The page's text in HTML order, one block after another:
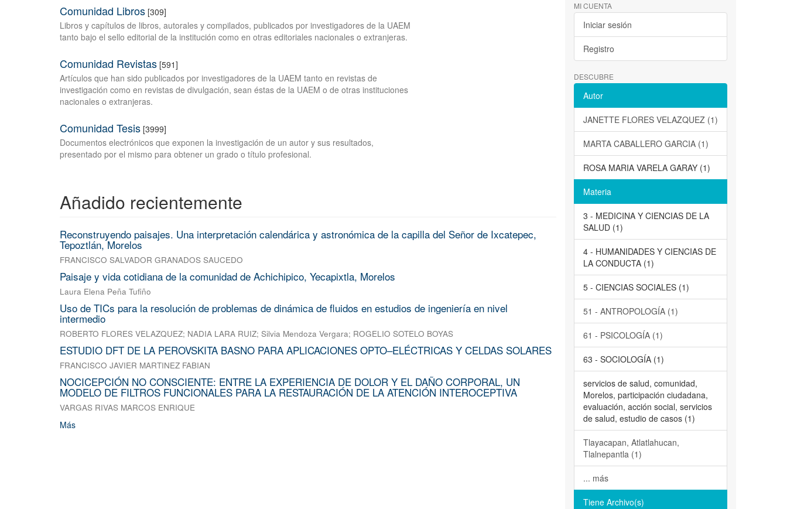
Comunidad Libros [309]
Libros y capítulos de libros, autorales y compilados, publicados por investigadores de la UAEM
tanto bajo el sello editorial de la institución como en otras editoriales nacionales o extranjeras.
Comunidad Revistas [591]
Artículos que han sido publicados por investigadores de la UAEM tanto en revistas de
investigación como en revistas de divulgación, sean éstas de la UAEM o de otras instituciones
nacionales o extranjeras.
Comunidad Tesis [3999]
Documentos electrónicos que exponen la investigación de un autor y sus resultados,
presentado por el mismo para obtener un grado o título profesional.
Añadido recientemente
Reconstruyendo paisajes. Una interpretación calendárica y astronómica de la capilla del Señor de Ixcatepec,
Tepoztlán, Morelos
FRANCISCO SALVADOR GRANADOS SAUCEDO
Paisaje y vida cotidiana de la comunidad de Achichipico, Yecapixtla, Morelos
Laura Elena Peña Tufiño
Uso de TICs para la resolución de problemas de dinámica de fluidos en estudios de ingeniería en nivel
intermedio
ROBERTO FLORES VELAZQUEZ; NADIA LARA RUIZ; Silvia Mendoza Vergara; ROGELIO SOTELO BOYAS
ESTUDIO DFT DE LA PEROVSKITA BASNO PARA APLICACIONES OPTO–ELÉCTRICAS Y CELDAS SOLARES
FRANCISCO JAVIER MARTINEZ FABIAN
NOCICEPCIÓN NO CONSCIENTE: ENTRE LA EXPERIENCIA DE DOLOR Y EL DAÑO CORPORAL, UN
MODELO DE FILTROS FUNCIONALES PARA LA RESTAURACIÓN DE LA ATENCIÓN INTEROCEPTIVA
VARGAS RIVAS MARCOS ENRIQUE
Más
MI CUENTA
Iniciar sesión
Registro
DESCUBRE
Autor
JANETTE FLORES VELAZQUEZ (1)
MARTA CABALLERO GARCIA (1)
ROSA MARIA VARELA GARAY (1)
Materia
3 - MEDICINA Y CIENCIAS DE LA
SALUD (1)
4 - HUMANIDADES Y CIENCIAS DE
LA CONDUCTA (1)
5 - CIENCIAS SOCIALES (1)
51 - ANTROPOLOGÍA (1)
61 - PSICOLOGÍA (1)
63 - SOCIOLOGÍA (1)
servicios de salud, comunidad,
Morelos, participación ciudadana,
evaluación, acción social, servicios
de salud, estudio de casos (1)
Tlayacapan, Atlatlahucan,
Tlalnepantla (1)
... más
Tiene Archivo(s)